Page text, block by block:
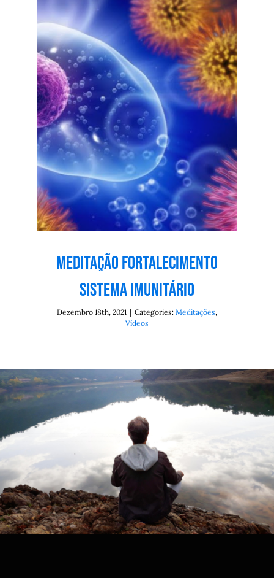
Meditação Fortalecimento
Sistema Imunitário
Meditações Vídeos
Meditação Fortalecimento
Sistema Imunitário
Dezembro 18th, 2021 | Categories: Meditações,
Vídeos